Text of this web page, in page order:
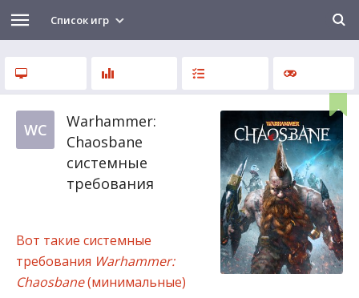
Список игр
WC
Warhammer:
Chaosbane
системные
требования
Вот такие системные
требования Warhammer:
Chaosbane(минимальные)